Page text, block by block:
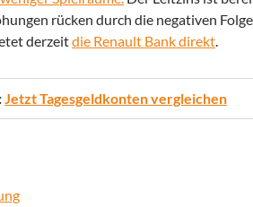
rücken durch die negativen
derzeitdie Renault Bank direkt.
Jetzt Tagesgeldkonten vergleichen